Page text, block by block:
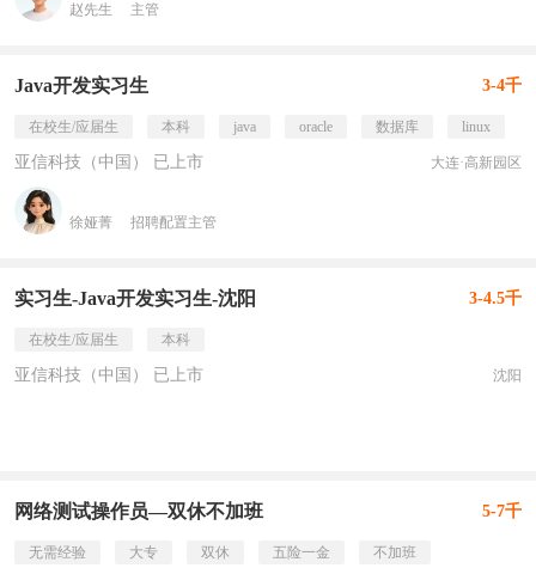
赵先生 主管
Java开发实习生 3-4千
在校生/应届生 本科 java oracle 数据库 linux
亚信科技（中国） 已上市 大连·高新园区
徐娅菁 招聘配置主管
实习生-Java开发实习生-沈阳 3-4.5千
在校生/应届生 本科
亚信科技（中国） 已上市 沈阳
网络测试操作员—双休不加班 5-7千
无需经验 大专 双休 五险一金
不加班